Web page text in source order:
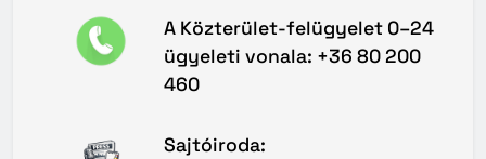
A Közterület-felügyelet 0–24
ügyeleti vonala: +36 80 200
460
Sajtóiroda: